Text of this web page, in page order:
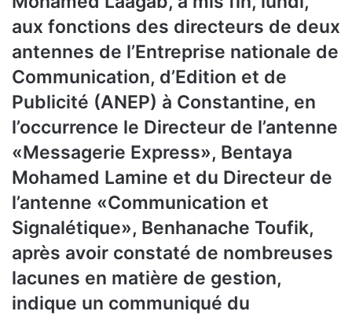
aux fonctions des directeurs de deux
antennes de l’Entreprise nationale de
Communication, d’Edition et de
Publicité (ANEP) à Constantine, en
l’occurrence le Directeur de l’antenne
«Messagerie Express», Bentaya
Mohamed Lamine et du Directeur de
l’antenne «Communication et
Signalétique», Benhanache Toufik,
après avoir constaté de nombreuses
lacunes en matière de gestion,
indique un communiqué du